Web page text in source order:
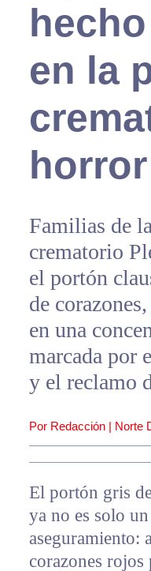
en la
horror
Familias de
crematorio
el portón
de
en una
marcada por
y el reclamo
Por Redacción | Norte
El portón gris
ya no es solo
aseguramiento:
corazones rojos